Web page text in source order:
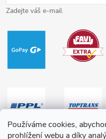
Používáme cookies,
prohlížení webu a díky
Zadejte váš e-mail.